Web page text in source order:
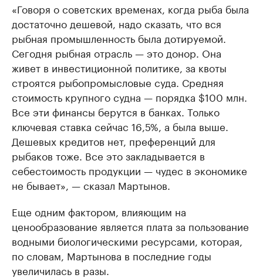
«Говоря о советских временах, когда рыба была
достаточно дешевой, надо сказать, что вся
рыбная промышленность была дотируемой.
Сегодня рыбная отрасль — это донор. Она
живет в инвестиционной политике, за квоты
строятся рыбопромысловые суда. Средняя
стоимость крупного судна — порядка $100 млн.
Все эти финансы берутся в банках. Только
ключевая ставка сейчас 16,5%, а была выше.
Дешевых кредитов нет, преференций для
рыбаков тоже. Все это закладывается в
себестоимость продукции — чудес в экономике
не бывает», — сказал Мартынов.
Еще одним фактором, влияющим на
ценообразование является плата за пользование
водными биологическими ресурсами, которая,
по словам, Мартынова в последние годы
увеличилась в разы.